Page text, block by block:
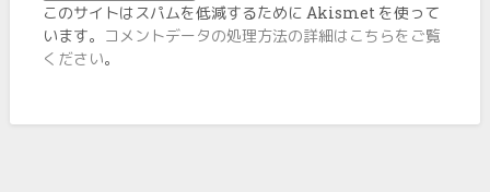
このサイトはスパムを低減するために Akismet を使って
います。 コメントデータの処理方法の詳細はこちらをご覧
ください。